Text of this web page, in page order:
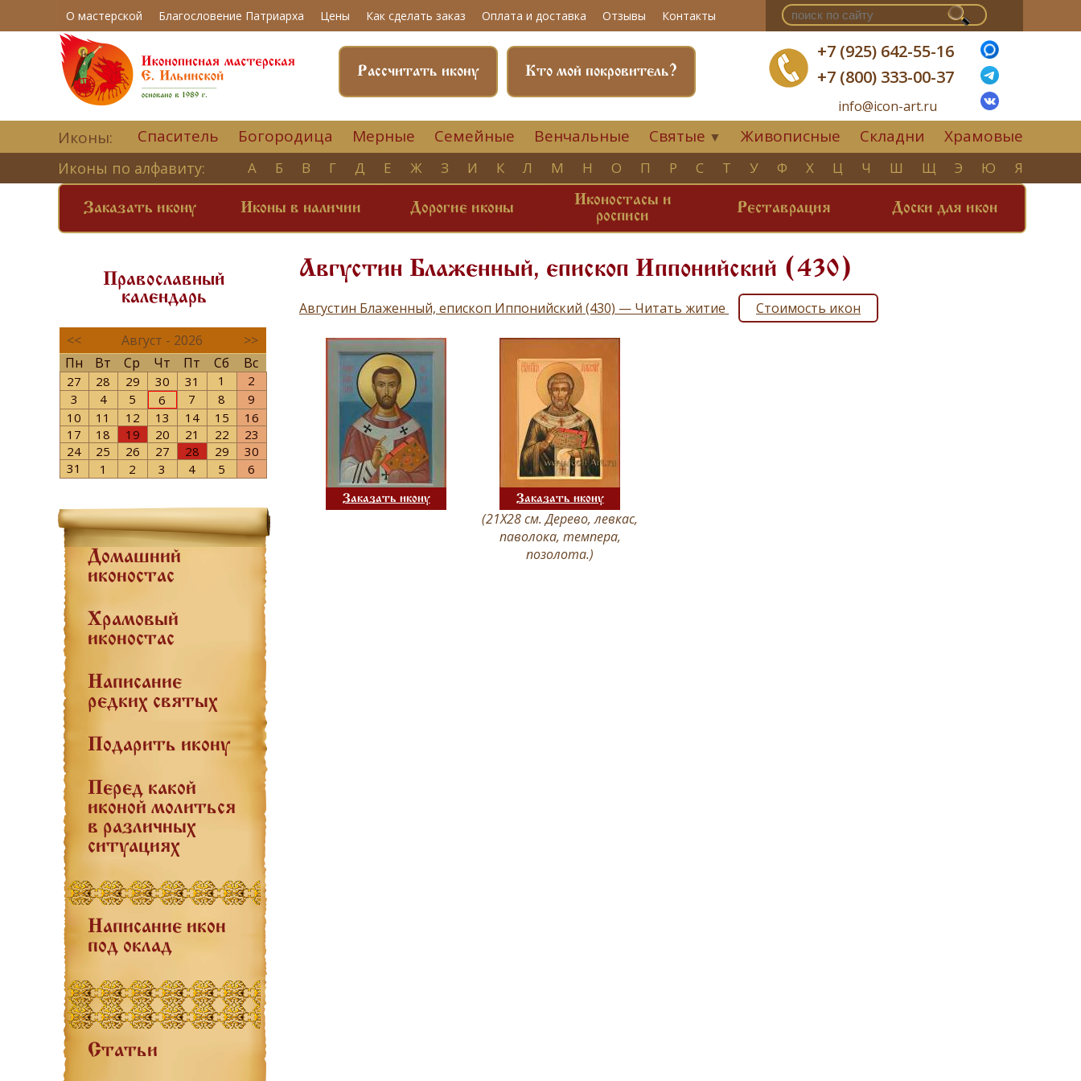
О мастерской Благословение Патриарха Цены Как сделать заказ Оплата и доставка Отзывы Контакты
+7 (925) 642-55-16
+7 (800) 333-00-37
info@icon-art.ru
Кто мой покровитель?
Рассчитать икону
Иконы: Спаситель Богородица Мерные Семейные Венчальные Святые ▼ Живописные Складни Храмовые
Иконы по алфавиту: А Б В Г Д Е Ж З И К Л М Н О П Р С Т У Ф Х Ц Ч Ш Щ Э Ю Я
Заказать икону Иконы в наличии Дорогие иконы
Иконостасы и
росписи
Реставрация Доски для икон
Православный
календарь
<< Август - 2026
>>
Пн
Вт Ср Чт Пт Сб Вс
27 28 29 30 31 1
2
3
4 5 6 7 8
9
10
11 12 13 14 15
16
17
18 19 20 21 22
23
24
25 26 27 28 29
30
31
1 2 3 4 5 6
Домашний
иконостас
Храмовый
иконостас
Написание
редких святых
Подарить икону
Перед какой
иконой молиться
в различных
ситуациях
Написание икон
под оклад
Статьи
Августин Блаженный, епископ Иппонийский (430)
Августин Блаженный, епископ Иппонийский (430) — Читать житие Стоимость икон
Заказать икону Заказать икону
(21Х28 см. Дерево, левкас,
паволока, темпера,
позолота.)